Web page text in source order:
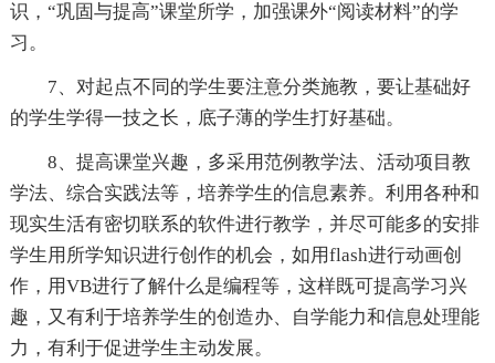
识，“巩固与提高”课堂所学，加强课外“阅读材料”的学
习。
7、对起点不同的学生要注意分类施教，要让基础好
的学生学得一技之长，底子薄的学生打好基础。
8、提高课堂兴趣，多采用范例教学法、活动项目教
学法、综合实践法等，培养学生的信息素养。利用各种和
现实生活有密切联系的软件进行教学，并尽可能多的安排
学生用所学知识进行创作的机会，如用flash进行动画创
作，用VB进行了解什么是编程等，这样既可提高学习兴
趣，又有利于培养学生的创造办、自学能力和信息处理能
力，有利于促进学生主动发展。